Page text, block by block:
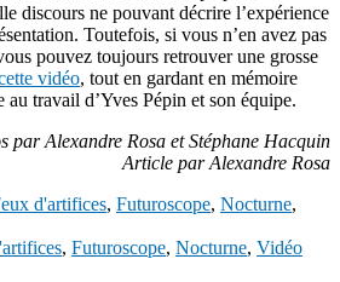
discours ne pouvant décrire l’expérience
Toutefois, si vous n’en avez pas
pouvez toujours retrouver une grosse
vidéo, tout en gardant en mémoire
au travail d’Yves Pépin et son équipe.
par Alexandre Rosa et Stéphane Hacquin
Article par Alexandre Rosa
d'artifices, Futuroscope, Nocturne,
, Futuroscope, Nocturne, Vidéo